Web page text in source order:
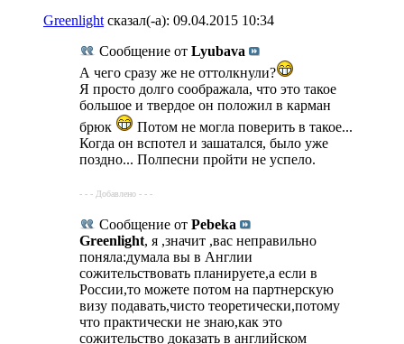
Greenlight сказал(-а): 09.04.2015 10:34
Сообщение от Lyubava
А чего сразу же не оттолкнули?
Я просто долго соображала, что это такое
большое и твердое он положил в карман
брюк
Потом не могла поверить в такое...
Когда он вспотел и зашатался, было уже
поздно... Полпесни пройти не успело.
- - - Добавлено - - -
Сообщение от Pebeka
Greenlight, я ,значит ,вас неправильно
поняла:думала вы в Англии
сожительствовать планируете,а если в
России,то можете потом на партнерскую
визу подавать,чисто теоретически,потому
что практически не знаю,как это
сожительство доказать в английском